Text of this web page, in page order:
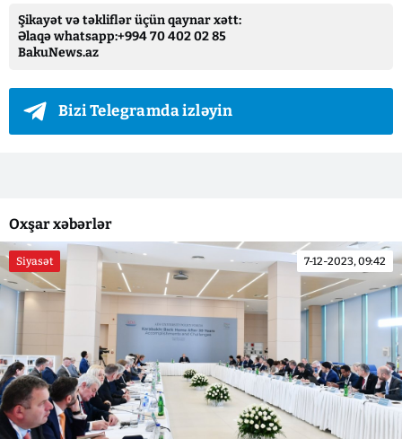
Şikayət və təkliflər üçün qaynar xətt:
Əlaqə whatsapp:+994 70 402 02 85
BakuNews.az
Bizi Telegramda izləyin
Oxşar xəbərlər
Siyasət 7-12-2023, 09:42